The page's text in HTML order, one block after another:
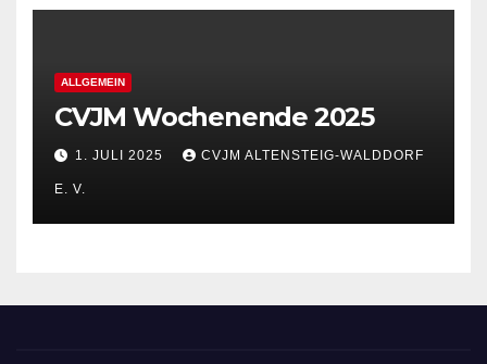
ALLGEMEIN
CVJM Wochenende 2025
1. JULI 2025 CVJM ALTENSTEIG-WALDDORF
E. V.